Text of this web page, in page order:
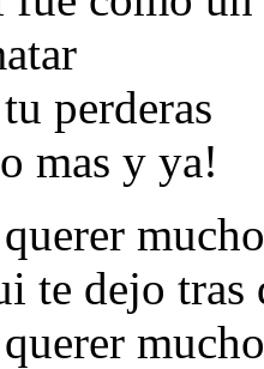
perderas
mas y ya!
te dejo tras